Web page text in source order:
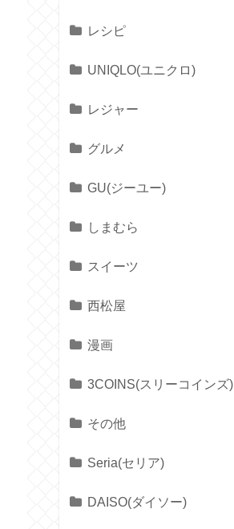
レシピ
UNIQLO(ユニクロ)
レジャー
グルメ
GU(ジーユー)
しまむら
スイーツ
西松屋
漫画
3COINS(スリーコインズ)
その他
Seria(セリア)
DAISO(ダイソー)